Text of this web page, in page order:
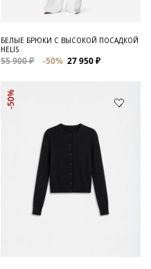
БЕЛЫЕ БРЮКИ С ВЫСОКОЙ ПОСАДКОЙ
HELIS
55 900 ₽ -50% 27 950 ₽
-50%